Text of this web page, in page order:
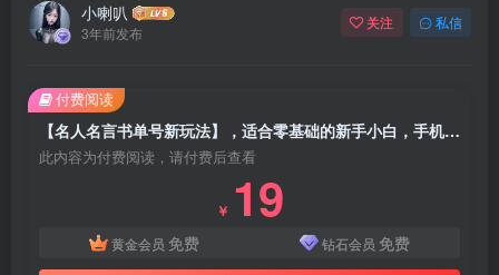
小喇叭
3年前发布
关注 私信
【名人名言书单号新玩法】，适合零基础的新手小白，手机即可制作
此内容为付费阅读，请付费后查看
￥ 19
黄金会员 免费 钻石会员 免费
付费阅读